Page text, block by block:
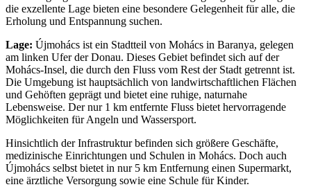
die exzellente Lage bieten eine besondere Gelegenheit für alle, die
Erholung und Entspannung suchen.
Lage: Újmohács ist ein Stadtteil von Mohács in Baranya, gelegen
am linken Ufer der Donau. Dieses Gebiet befindet sich auf der
Mohács-Insel, die durch den Fluss vom Rest der Stadt getrennt ist.
Die Umgebung ist hauptsächlich von landwirtschaftlichen Flächen
und Gehöften geprägt und bietet eine ruhige, naturnahe
Lebensweise. Der nur 1 km entfernte Fluss bietet hervorragende
Möglichkeiten für Angeln und Wassersport.
Hinsichtlich der Infrastruktur befinden sich größere Geschäfte,
medizinische Einrichtungen und Schulen in Mohács. Doch auch
Újmohács selbst bietet in nur 5 km Entfernung einen Supermarkt,
eine ärztliche Versorgung sowie eine Schule für Kinder.